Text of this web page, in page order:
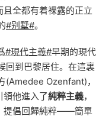
全都有着裸露的正立
#别墅#。
#現代主義#早期的現代
回到巴黎居住。在這裏
(Amedee Ozenfant)，
他進入了純粹主義，
提倡回歸純粹——簡單